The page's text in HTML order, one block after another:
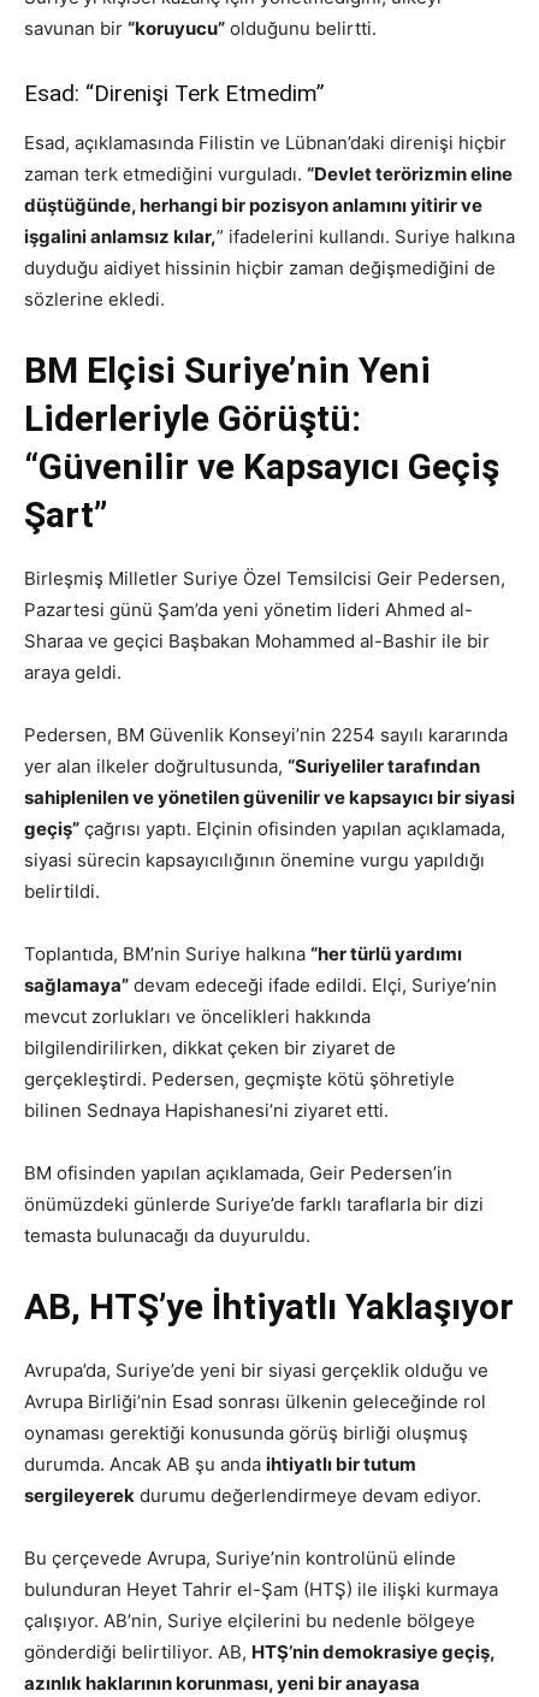
savunan bir “koruyucu” olduğunu belirtti.
Esad: “Direnişi Terk Etmedim”
Esad, açıklamasında Filistin ve Lübnan’daki direnişi hiçbir
zaman terk etmediğini vurguladı. “Devlet terörizmin eline
düştüğünde, herhangi bir pozisyon anlamını yitirir ve
işgalini anlamsız kılar,” ifadelerini kullandı. Suriye halkına
duyduğu aidiyet hissinin hiçbir zaman değişmediğini de
sözlerine ekledi.
BM Elçisi Suriye’nin Yeni
Liderleriyle Görüştü:
“Güvenilir ve Kapsayıcı Geçiş
Şart”
Birleşmiş Milletler Suriye Özel Temsilcisi Geir Pedersen,
Pazartesi günü Şam’da yeni yönetim lideri Ahmed al-
Sharaa ve geçici Başbakan Mohammed al-Bashir ile bir
araya geldi.
Pedersen, BM Güvenlik Konseyi’nin 2254 sayılı kararında
yer alan ilkeler doğrultusunda, “Suriyeliler tarafından
sahiplenilen ve yönetilen güvenilir ve kapsayıcı bir siyasi
geçiş” çağrısı yaptı. Elçinin ofisinden yapılan açıklamada,
siyasi sürecin kapsayıcılığının önemine vurgu yapıldığı
belirtildi.
Toplantıda, BM’nin Suriye halkına “her türlü yardımı
sağlamaya” devam edeceği ifade edildi. Elçi, Suriye’nin
mevcut zorlukları ve öncelikleri hakkında
bilgilendirilirken, dikkat çeken bir ziyaret de
gerçekleştirdi. Pedersen, geçmişte kötü şöhretiyle
bilinen Sednaya Hapishanesi’ni ziyaret etti.
BM ofisinden yapılan açıklamada, Geir Pedersen’in
önümüzdeki günlerde Suriye’de farklı taraflarla bir dizi
temasta bulunacağı da duyuruldu.
AB, HTŞ’ye İhtiyatlı Yaklaşıyor
Avrupa’da, Suriye’de yeni bir siyasi gerçeklik olduğu ve
Avrupa Birliği’nin Esad sonrası ülkenin geleceğinde rol
oynaması gerektiği konusunda görüş birliği oluşmuş
durumda. Ancak AB şu anda ihtiyatlı bir tutum
sergileyerek durumu değerlendirmeye devam ediyor.
Bu çerçevede Avrupa, Suriye’nin kontrolünü elinde
bulunduran Heyet Tahrir el-Şam (HTŞ) ile ilişki kurmaya
çalışıyor. AB’nin, Suriye elçilerini bu nedenle bölgeye
gönderdiği belirtiliyor. AB, HTŞ’nin demokrasiye geçiş,
azınlık haklarının korunması, yeni bir anayasa